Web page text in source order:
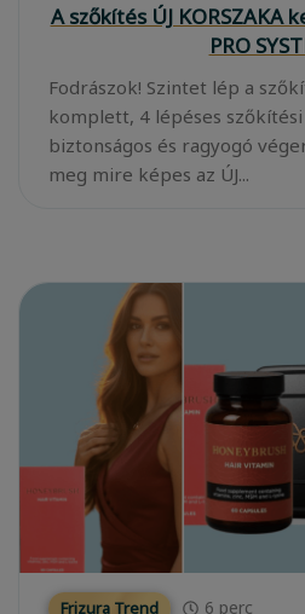
A szőkítés ÚJ KORSZAKA
PRO
Fodrászok! Szintet lép a
komplett, 4 lépéses
biztonságos és ragyogó
meg mire képes az ÚJ...
Frizura Trend 6 perc